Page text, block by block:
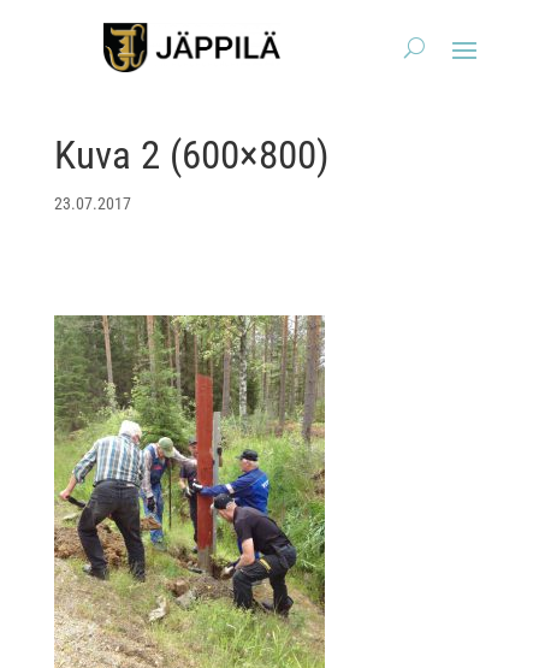
Kuva 2 (600×800)
23.07.2017